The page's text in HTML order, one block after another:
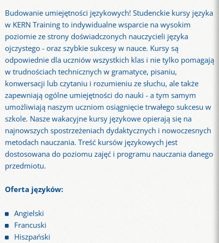
Budowanie umiejętności językowych! Studenckie kursy języka
w KERN Training to indywidualne wsparcie na wysokim
poziomie ze strony doświadczonych nauczycieli języka
ojczystego - oraz szybkie sukcesy w nauce. Kursy są
odpowiednie dla uczniów wszystkich klas i nie tylko pomagają
w trudnościach technicznych w gramatyce, pisaniu,
konwersacji lub czytaniu i rozumieniu ze słuchu, ale także
zapewniają ogólne umiejętności do nauki - a tym samym
umożliwiają naszym uczniom osiągnięcie trwałego sukcesu w
szkole. Nasze wakacyjne kursy językowe opierają się na
najnowszych spostrzeżeniach dydaktycznych i nowoczesnych
metodach nauczania. Treść kursów językowych jest
dostosowana do poziomu zajęć i programu nauczania danego
przedmiotu.
Oferta języków:
Angielski
Francuski
Hiszpański